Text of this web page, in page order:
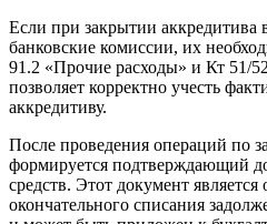
Если при закрытии
банковские комиссии, их
91.2 «Прочие расходы» и Кт 51/
позволяет корректно учесть
аккредитиву.
После проведения операций по
формируется подтверждающий
средств. Этот документ
окончательного списания